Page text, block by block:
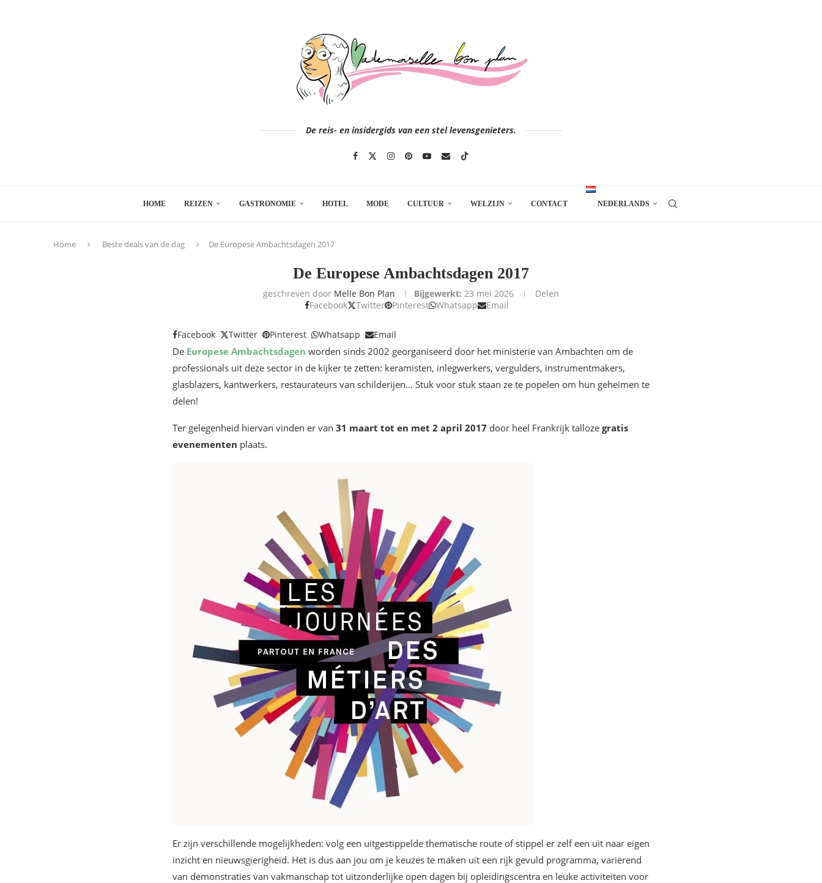
De reis- en insidergids van een stel levensgenieters.
HOME REIZEN GASTRONOMIE HOTEL MODE CULTUUR WELZIJN CONTACT NEDERLANDS
Home Beste deals van de dag De Europese Ambachtsdagen 2017
De Europese Ambachtsdagen 2017
geschreven door Melle Bon Plan Bijgewerkt: 23 mei 2026
Delen
Facebook
Twitter Pinterest Whatsapp Email
Facebook Twitter Pinterest Whatsapp Email
De Europese Ambachtsdagen worden sinds 2002 georganiseerd door het ministerie van Ambachten om de
professionals uit deze sector in de kijker te zetten: keramisten, inlegwerkers, vergulders, instrumentmakers,
glasblazers, kantwerkers, restaurateurs van schilderijen… Stuk voor stuk staan ze te popelen om hun geheimen te
delen!
Ter gelegenheid hiervan vinden er van 31 maart tot en met 2 april 2017 door heel Frankrijk talloze gratis
evenementen plaats.
Er zijn verschillende mogelijkheden: volg een uitgestippelde thematische route of stippel er zelf een uit naar eigen
inzicht en nieuwsgierigheid. Het is dus aan jou om je keuzes te maken uit een rijk gevuld programma, variërend
van demonstraties van vakmanschap tot uitzonderlijke open dagen bij opleidingscentra en leuke activiteiten voor